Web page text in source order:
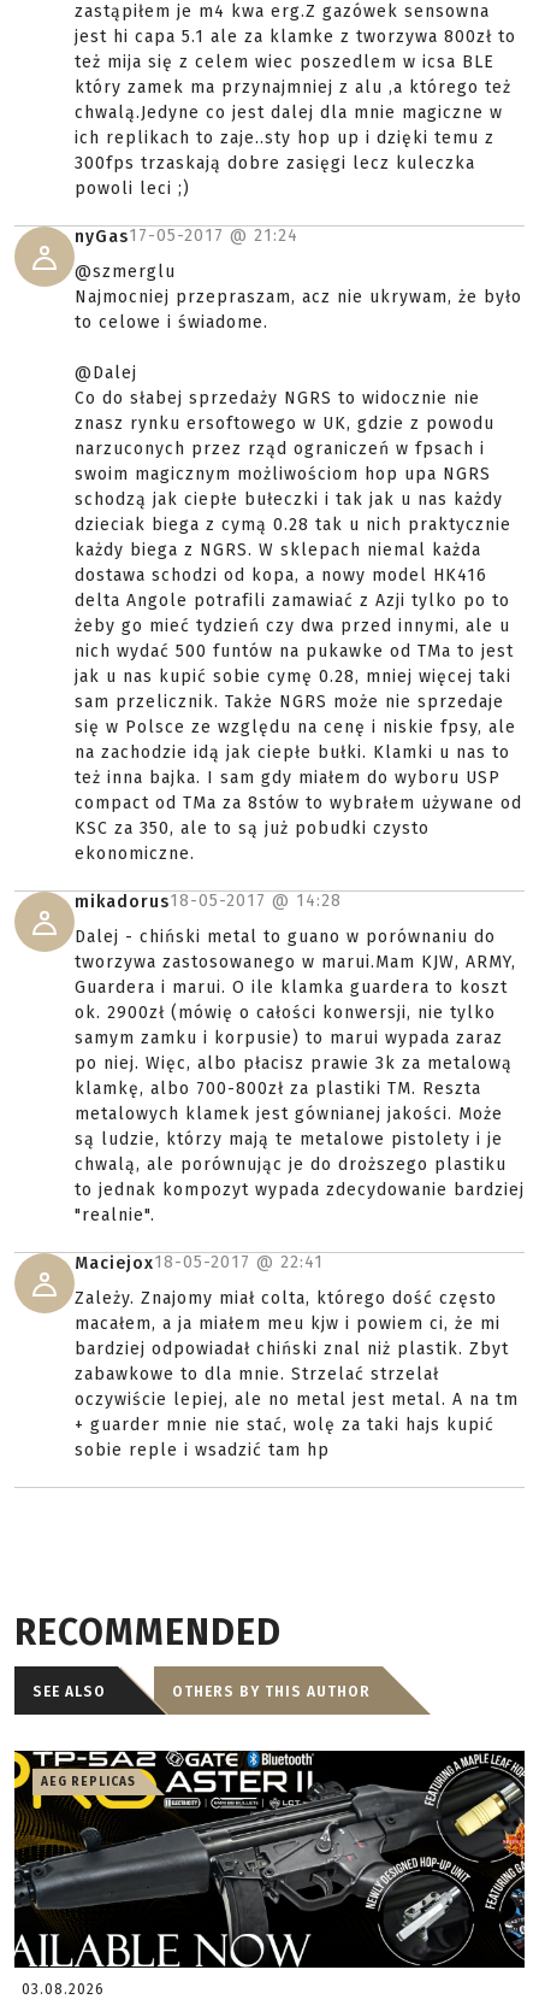
zastąpiłem je m4 kwa erg.Z gazówek sensowna
jest hi capa 5.1 ale za klamke z tworzywa 800zł to
też mija się z celem wiec poszedlem w icsa BLE
który zamek ma przynajmniej z alu ,a którego też
chwalą.Jedyne co jest dalej dla mnie magiczne w
ich replikach to zaje..sty hop up i dzięki temu z
300fps trzaskają dobre zasięgi lecz kuleczka
powoli leci ;)
nyGas17-05-2017 @ 21:24
@szmerglu
Najmocniej przepraszam, acz nie ukrywam, że było
to celowe i świadome.
@Dalej
Co do słabej sprzedaży NGRS to widocznie nie
znasz rynku ersoftowego w UK, gdzie z powodu
narzuconych przez rząd ograniczeń w fpsach i
swoim magicznym możliwościom hop upa NGRS
schodzą jak ciepłe bułeczki i tak jak u nas każdy
dzieciak biega z cymą 0.28 tak u nich praktycznie
każdy biega z NGRS. W sklepach niemal każda
dostawa schodzi od kopa, a nowy model HK416
delta Angole potrafili zamawiać z Azji tylko po to
żeby go mieć tydzień czy dwa przed innymi, ale u
nich wydać 500 funtów na pukawke od TMa to jest
jak u nas kupić sobie cymę 0.28, mniej więcej taki
sam przelicznik. Także NGRS może nie sprzedaje
się w Polsce ze względu na cenę i niskie fpsy, ale
na zachodzie idą jak ciepłe bułki. Klamki u nas to
też inna bajka. I sam gdy miałem do wyboru USP
compact od TMa za 8stów to wybrałem używane od
KSC za 350, ale to są już pobudki czysto
ekonomiczne.
mikadorus18-05-2017 @ 14:28
Dalej - chiński metal to guano w porównaniu do
tworzywa zastosowanego w marui.Mam KJW, ARMY,
Guardera i marui. O ile klamka guardera to koszt
ok. 2900zł (mówię o całości konwersji, nie tylko
samym zamku i korpusie) to marui wypada zaraz
po niej. Więc, albo płacisz prawie 3k za metalową
klamkę, albo 700-800zł za plastiki TM. Reszta
metalowych klamek jest gównianej jakości. Może
są ludzie, którzy mają te metalowe pistolety i je
chwalą, ale porównując je do droższego plastiku
to jednak kompozyt wypada zdecydowanie bardziej
"realnie".
Maciejox18-05-2017 @ 22:41
Zależy. Znajomy miał colta, którego dość często
macałem, a ja miałem meu kjw i powiem ci, że mi
bardziej odpowiadał chiński znal niż plastik. Zbyt
zabawkowe to dla mnie. Strzelać strzelał
oczywiście lepiej, ale no metal jest metal. A na tm
+ guarder mnie nie stać, wolę za taki hajs kupić
sobie reple i wsadzić tam hp
RECOMMENDED
SEE ALSO OTHERS BY THIS AUTHOR
AEG REPLICAS
03.08.2026